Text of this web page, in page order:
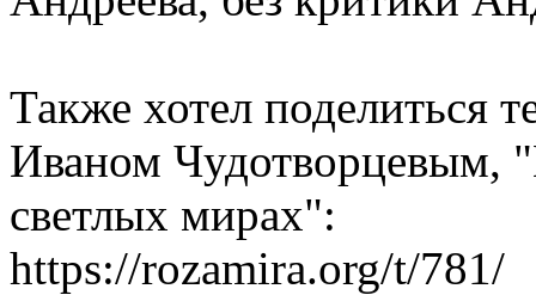
Также хотел поделиться
Иваном Чудотворцевым,
светлых мирах":
https://rozamira.org/t/781/